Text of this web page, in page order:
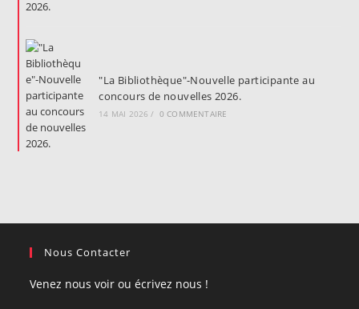
"La Bibliothèque"-Nouvelle participante au
concours de nouvelles 2026.
14 MAI 2026 / 0 COMMENTAIRE
Nous Contacter
Venez nous voir ou écrivez nous !